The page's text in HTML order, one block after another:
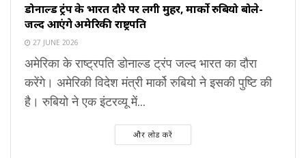
डोनाल्ड ट्रंप के भारत दौरे पर लगी मुहर, मार्को रुबियो बोले-
जल्द आएंगे अमेरिकी राष्ट्रपति
27 JUNE 2026
अमेरिका के राष्ट्रपति डोनाल्ड ट्रंप जल्द भारत का दौरा
करेंगे। अमेरिकी विदेश मंत्री मार्को रुबियो ने इसकी पुष्टि की
है। रुबियो ने एक इंटरव्यू में...
और लोड करें